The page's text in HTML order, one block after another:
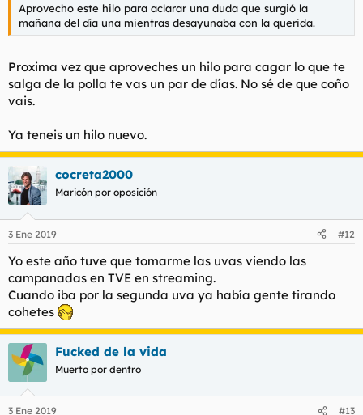
Aprovecho este hilo para aclarar una duda que surgió la
mañana del día una mientras desayunaba con la querida.
Proxima vez que aproveches un hilo para cagar lo que te
salga de la polla te vas un par de días. No sé de que coño
vais.
Ya teneis un hilo nuevo.
cocreta2000
Maricón por oposición
3 Ene 2019 #12
Yo este año tuve que tomarme las uvas viendo las
campanadas en TVE en streaming.
Cuando iba por la segunda uva ya había gente tirando
cohetes
Fucked de la vida
Muerto por dentro
3 Ene 2019 #13